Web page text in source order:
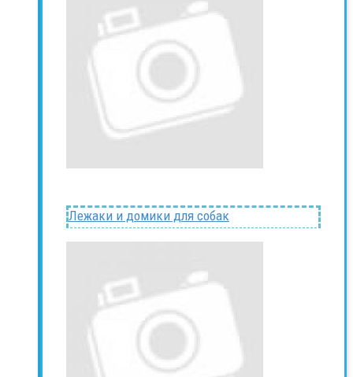
Лежаки и домики для собак